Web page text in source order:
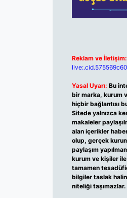
Reklam ve İletişim:
Yasal Uyarı: Bu
bir marka, kurum
hiçbir bağlantısı
Sitede yalnızca
makaleler
alan içerikler
olup, gerçek
paylaşım
kurum ve kişiler
tamamen
bilgiler taslak
niteliği taşımazlar.